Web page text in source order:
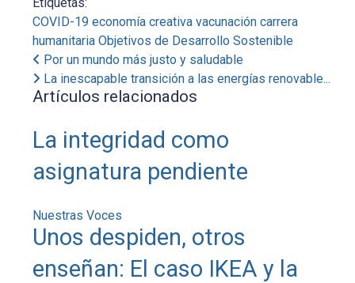
COVID-19 economía creativa vacunación carrera
humanitaria Objetivos de Desarrollo Sostenible
Por un mundo más justo y saludable
La inescapable transición a las energías renovable...
Artículos relacionados
La integridad como
asignatura pendiente
Nuestras Voces
Unos despiden, otros
enseñan: El caso IKEA y la